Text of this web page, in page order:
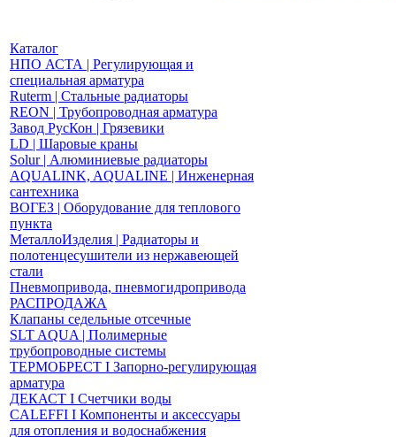
Каталог
НПО АСТА | Регулирующая и
специальная арматура
Ruterm | Стальные радиаторы
REON | Трубопроводная арматура
Завод РусКон | Грязевики
LD | Шаровые краны
Solur | Алюминиевые радиаторы
AQUALINK, AQUALINE | Инженерная
сантехника
ВОГЕЗ | Оборудование для теплового
пункта
МеталлоИзделия | Радиаторы и
полотенцесушители из нержавеющей
стали
Пневмопривода, пневмогидропривода
РАСПРОДАЖА
Клапаны седельные отсечные
SLT AQUA | Полимерные
трубопроводные системы
ТЕРМОБРЕСТ І Запорно-регулирующая
арматура
ДЕКАСТ І Счетчики воды
CALEFFI І Компоненты и аксессуары
для отопления и водоснабжения